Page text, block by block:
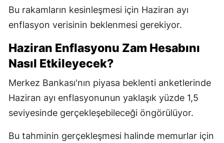
Bu rakamların kesinleşmesi için Haziran ayı
enflasyon verisinin beklenmesi gerekiyor.
Haziran Enflasyonu Zam Hesabını
Nasıl Etkileyecek?
Merkez Bankası'nın piyasa beklenti anketlerinde
Haziran ayı enflasyonunun yaklaşık yüzde 1,5
seviyesinde gerçekleşebileceği öngörülüyor.
Bu tahminin gerçekleşmesi halinde memurlar için